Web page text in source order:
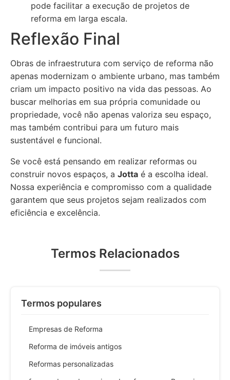
pode facilitar a execução de projetos de
reforma em larga escala.
Reflexão Final
Obras de infraestrutura com serviço de reforma não
apenas modernizam o ambiente urbano, mas também
criam um impacto positivo na vida das pessoas. Ao
buscar melhorias em sua própria comunidade ou
propriedade, você não apenas valoriza seu espaço,
mas também contribui para um futuro mais
sustentável e funcional.
Se você está pensando em realizar reformas ou
construir novos espaços, a Jotta é a escolha ideal.
Nossa experiência e compromisso com a qualidade
garantem que seus projetos sejam realizados com
eficiência e excelência.
Termos Relacionados
Termos populares
Empresas de Reforma
Reforma de imóveis antigos
Reformas personalizadas